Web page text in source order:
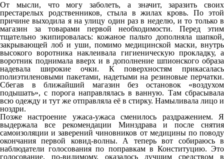
От мысли, что могу заболеть, а значит, заразить своих
престарелых родственников, стыла в жилах кровь. По этой
причине выходила я на улицу один раз в неделю, и то только в
магазин за товарами первой необходимости. Перед этим
тщательно экипировалась: кожаное пальто дополняла шапкой,
закрывающей лоб и уши, помимо медицинской маски, внутрь
высокого воротника наклеивала гигиеническую прокладку, а
воротник поднимала вверх и в дополнение шпионского образа
надевала широкие очки. К поверхностям прикасалась
полиэтиленовыми пакетами, надетыми на резиновые перчатки.
Сбегав в ближайший магазин без остановок «воздухом
подышать», с порога направлялась в ванную. Там сбрасывала
всю одежду и тут же отправляла её в стирку. Намыливала лицо и
ноздри.
Позже настроение ужаса-ужаса сменилось раздражением. Я
выдержала все рекомендации Минздрава и после снятия
самоизоляции и заверений чиновников от медицины по поводу
окончания первой ковид-волны. А теперь вот собираюсь в
наблюдатели голосования по поправкам в Конституцию. Это
голосование, по-видимому, оказалось лучшим средством в